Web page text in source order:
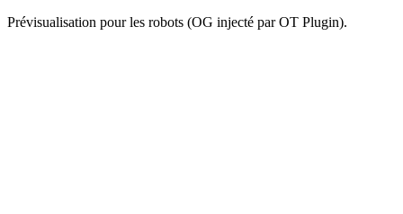
Prévisualisation pour les robots (OG injecté par OT Plugin).